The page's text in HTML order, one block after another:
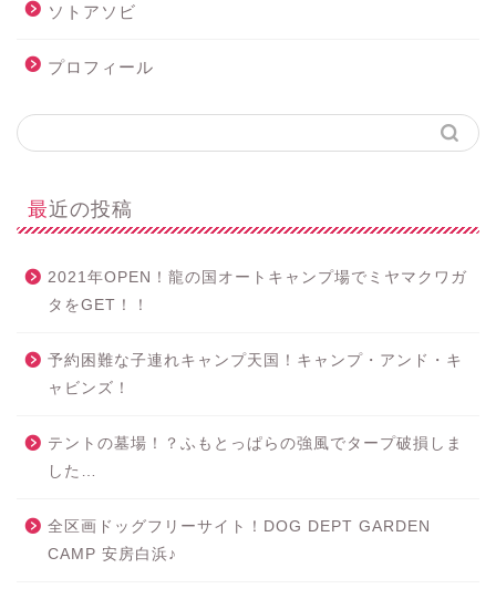
ソトアソビ
プロフィール
最近の投稿
2021年OPEN！龍の国オートキャンプ場でミヤマクワガ
タをGET！！
予約困難な子連れキャンプ天国！キャンプ・アンド・キ
ャビンズ！
テントの墓場！？ふもとっぱらの強風でタープ破損しま
した…
全区画ドッグフリーサイト！DOG DEPT GARDEN
CAMP 安房白浜♪